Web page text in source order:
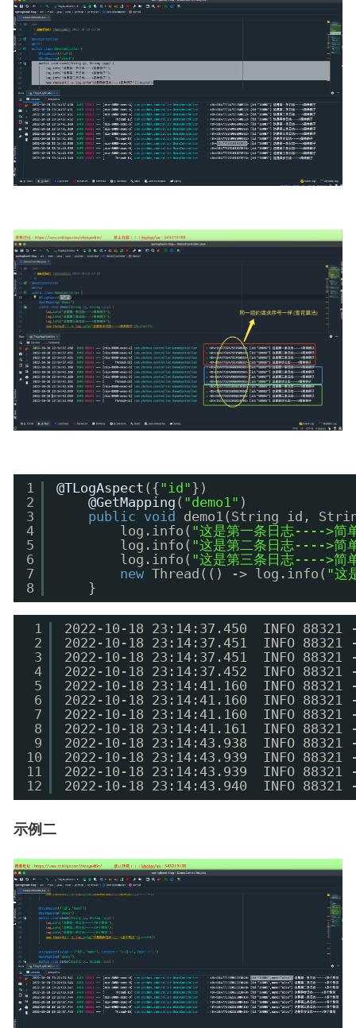
1
2
3
4
5
6
7
8
@TLogAspect ({"id"})
@GetMapping ( "demo1" )
public
void
demo1(String id,
log.info( "这是第一条日志---->简
log.info( "这是第二条日志---->简
log.info( "这是第三条日志---->简
new Thread(() -> log.info( "这
}
1
2
3
4
5
6
7
8
9
10
11
12
2022-10-18 23:14:37.450  INFO
2022-10-18 23:14:37.451  INFO
2022-10-18 23:14:37.451  INFO
2022-10-18 23:14:37.452  INFO
2022-10-18 23:14:41.160  INFO
2022-10-18 23:14:41.160  INFO
2022-10-18 23:14:41.160  INFO
2022-10-18 23:14:41.161  INFO
2022-10-18 23:14:43.938  INFO
2022-10-18 23:14:43.939  INFO
2022-10-18 23:14:43.939  INFO
2022-10-18 23:14:43.940  INFO
示例二